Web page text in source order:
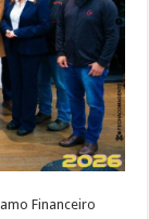
Financeiro